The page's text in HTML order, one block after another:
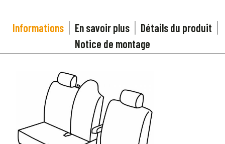
Informations En savoir plus
Détails du produit
Notice de montage